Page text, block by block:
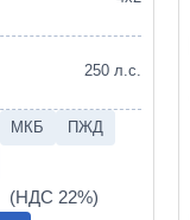
250 л.с.
МКБ
ПЖД